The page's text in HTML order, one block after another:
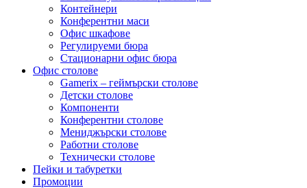
Контейнери
Конферентни маси
Офис шкафове
Регулируеми бюра
Стационарни офис бюра
Офис столове
Gamerix – геймърски столове
Детски столове
Компоненти
Конферентни столове
Мениджърски столове
Работни столове
Технически столове
Пейки и табуретки
Промоции